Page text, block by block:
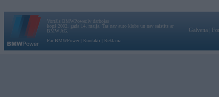
Vortāls BMWPower.lv darbojas
kopš 2002. gada 14. maija. Tas nav auto klubs un nav saistīts ar
BMW AG.
Par BMWPower
Kontakti Reklāma
Galvena